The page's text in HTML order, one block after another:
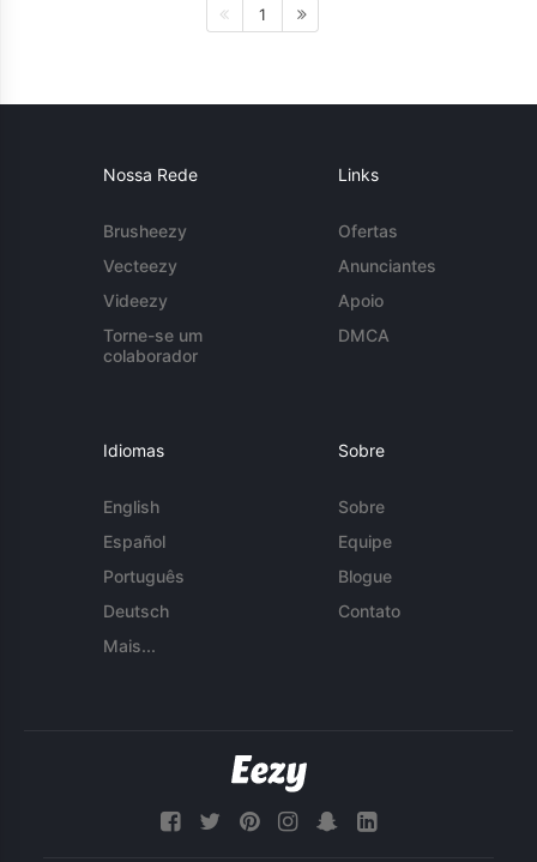
1
Nossa Rede
Brusheezy
Vecteezy
Videezy
Torne-se um
colaborador
Links
Ofertas
Anunciantes
Apoio
DMCA
Idiomas
English
Español
Português
Deutsch
Mais...
Sobre
Sobre
Equipe
Blogue
Contato